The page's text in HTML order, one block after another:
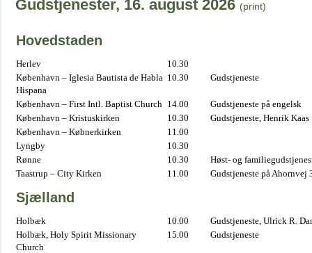
Gudstjenester, 16. august 2026 (print)
Hovedstaden
Herlev
10.30
København – Iglesia Bautista de Habla
Hispana
10.30 Gudstjeneste
København – First Intl. Baptist Church 14.00
Gudstjeneste på engelsk
København – Kristuskirken
10.30
Gudstjeneste, Henrik Kaas
København – Købnerkirken
11.00
Lyngby
10.30
Rønne
10.30
Høst- og
Taastrup – City Kirken
11.00 Gudstjeneste på Ahornvej
Sjælland
Holbæk 10.00
Gudstjeneste, Ulrick R.
Holbæk, Holy Spirit Missionary
Church
15.00 Gudstjeneste